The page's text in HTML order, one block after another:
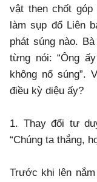
vật then chốt góp
làm sụp đổ Liên
phát súng nào.
từng nói: “Ông
không nổ súng”.
điều kỳ diệu ấy?
1. Thay đổi tư
“Chúng ta thắng,
Trước khi lên